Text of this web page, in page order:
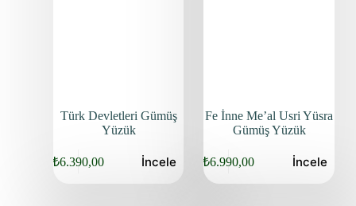
Türk Devletleri Gümüş
Yüzük
₺6.390,00 İncele
Fe İnne Me’al Usri Yüsra
Gümüş Yüzük
₺6.990,00 İncele